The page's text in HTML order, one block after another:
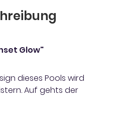
Glow"
dieses Pools wird
Auf gehts der